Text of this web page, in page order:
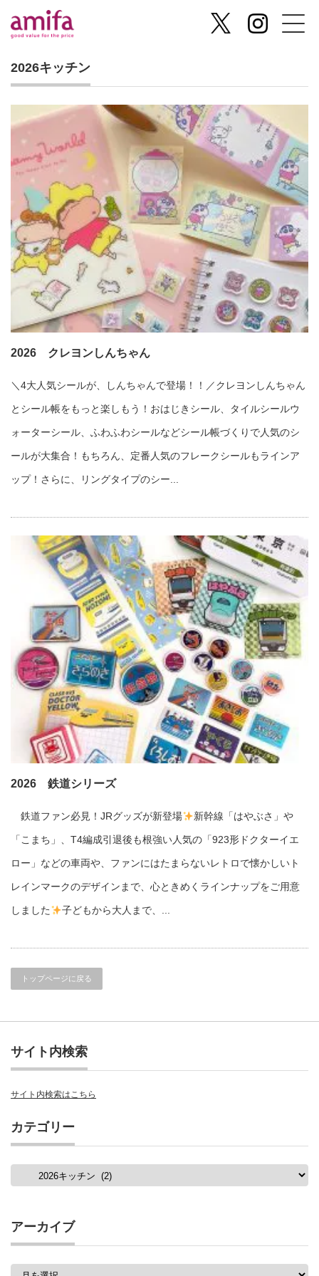
2026キッチン
2026 クレヨンしんちゃん
＼4大人気シールが、しんちゃんで登場！！／クレヨンしんちゃん
とシール帳をもっと楽しもう！おはじきシール、タイルシールウ
ォーターシール、ふわふわシールなどシール帳づくりで人気のシ
ールが大集合！もちろん、定番人気のフレークシールもラインア
ップ！さらに、リングタイプのシー...
2026 鉄道シリーズ
鉄道ファン必見！JRグッズが新登場 新幹線「はやぶさ」や
「こまち」、T4編成引退後も根強い人気の「923形ドクターイエ
ロー」などの車両や、ファンにはたまらないレトロで懐かしいト
レインマークのデザインまで、心ときめくラインナップをご用意
しました 子どもから大人まで、...
トップページに戻る
サイト内検索
サイト内検索はこちら
カテゴリー
アーカイブ